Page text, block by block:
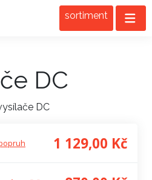
sortiment
DC
DC
1 129,00 Kč